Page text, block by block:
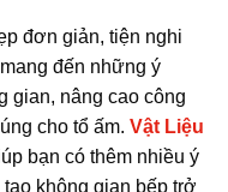
đơn giản, tiện nghi
đến những ý
gian, nâng cao công
cho tổ ấm. Vật Liệu
bạn có thêm nhiều ý
không gian bếp trở